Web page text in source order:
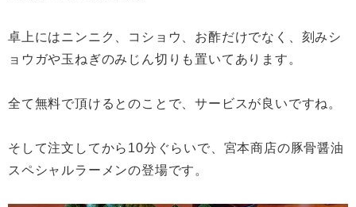
卓上にはニンニク、コショウ、お酢だけでなく、刻みシ
ョウガや玉ねぎのみじん切りも置いてあります。
全て無料で頂けるとのことで、サービスが良いですね。
そして注文してから10分ぐらいで、宮本商店の豚骨醤油
スペシャルラーメンの登場です。